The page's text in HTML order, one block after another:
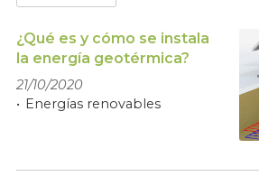
¿Qué es y cómo se instala
la energía geotérmica?
21/10/2020
Energías renovables